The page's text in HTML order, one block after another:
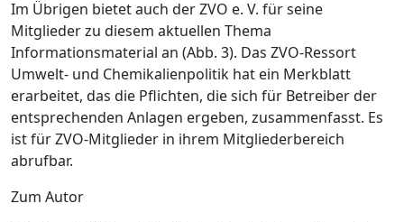
Im Übrigen bietet auch der ZVO e. V. für seine
Mitglieder zu diesem aktuellen Thema
Informationsmaterial an (Abb. 3). Das ZVO-Ressort
Umwelt- und Chemikalienpolitik hat ein Merkblatt
erarbeitet, das die Pflichten, die sich für Betreiber der
entsprechenden Anlagen ergeben, zusammenfasst. Es
ist für ZVO-Mitglieder in ihrem Mitgliederbereich
abrufbar.
Zum Autor